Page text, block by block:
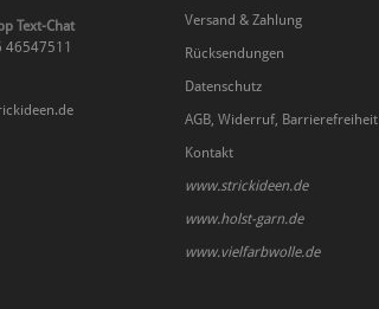
Text-Chat
46547511
Versand & Zahlung
Rücksendungen
Datenschutz
AGB, Widerruf, Barrierefreiheit
Kontakt
www.strickideen.de
www.holst-garn.de
www.vielfarbwolle.de